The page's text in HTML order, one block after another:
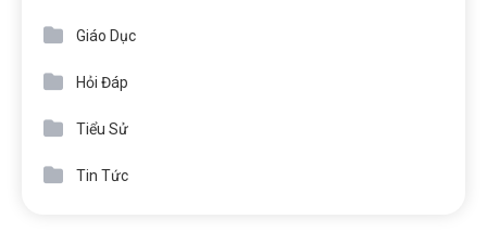
Giáo Dục
Hỏi Đáp
Tiểu Sử
Tin Tức